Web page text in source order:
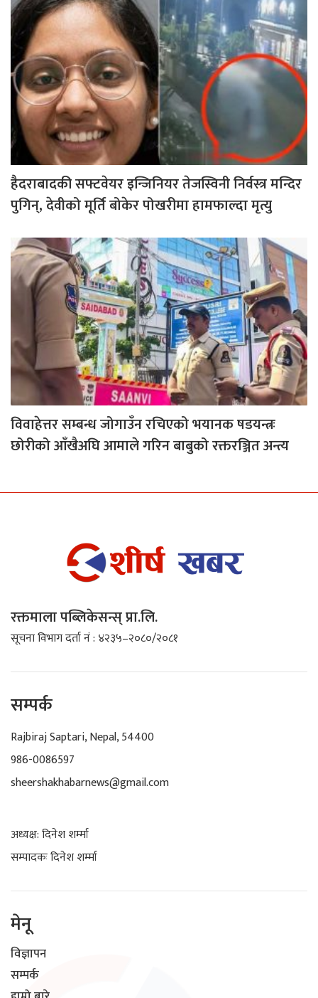
हैदराबादकी सफ्टवेयर इन्जिनियर तेजस्विनी निर्वस्त्र मन्दिर
पुगिन्, देवीको मूर्ति बोकेर पोखरीमा हामफाल्दा मृत्यु
विवाहेत्तर सम्बन्ध जोगाउँन रचिएको भयानक षडयन्त्रः
छोरीको आँखैअघि आमाले गरिन बाबुको रक्तरञ्जित अन्त्य
रक्तमाला पब्लिकेसन्स् प्रा.लि.
सूचना विभाग दर्ता नं : ४२३५–२०८०/२०८१
सम्पर्क
Rajbiraj Saptari, Nepal, 54400
986-0086597
sheershakhabarnews@gmail.com
अध्यक्ष: दिनेश शर्म्मा
सम्पादकः दिनेश शर्म्मा
मेनू
विज्ञापन
सम्पर्क